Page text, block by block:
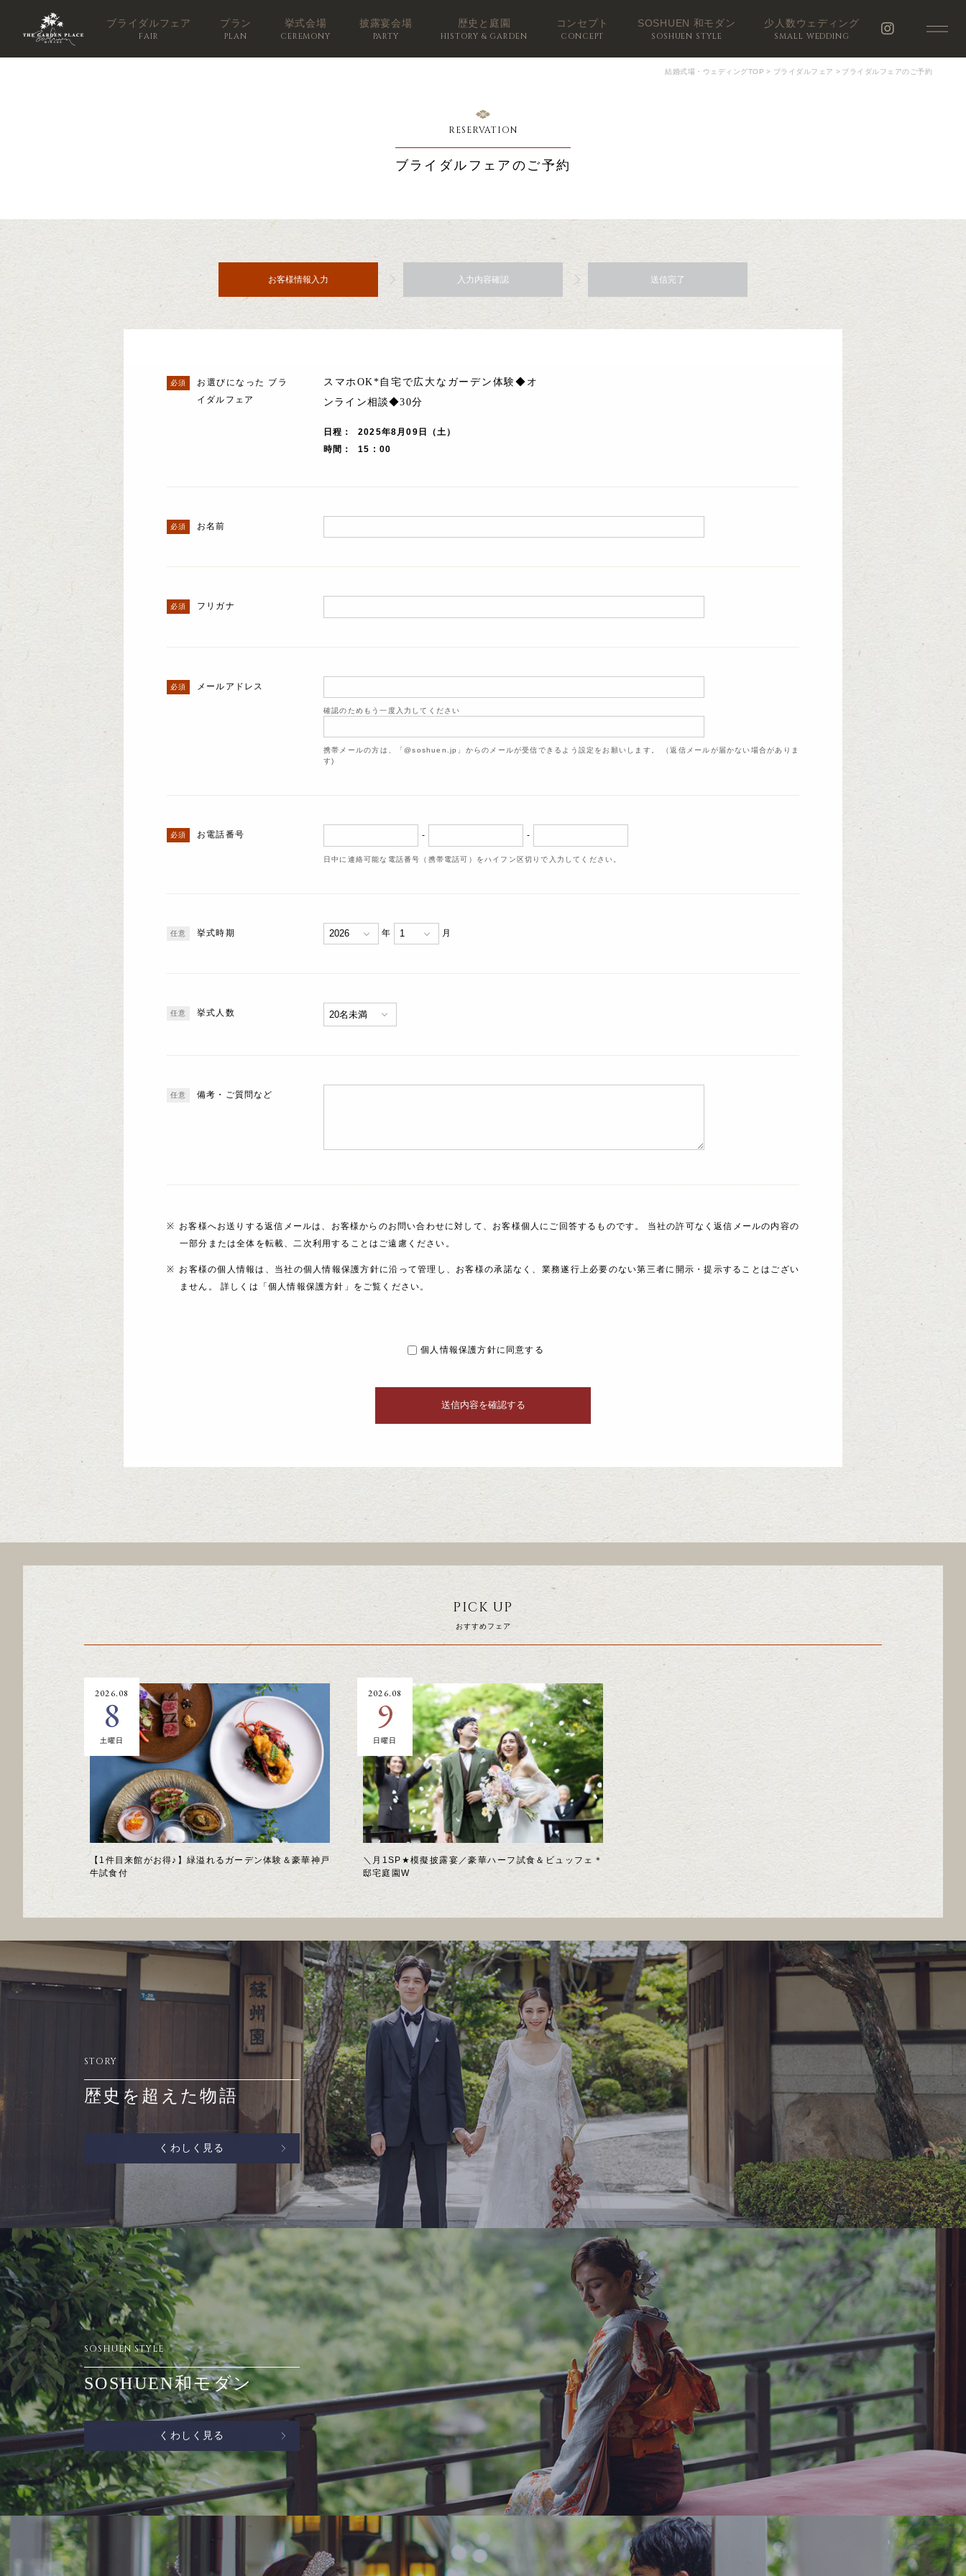
ブライダルフェア
FAIR
プラン
PLAN
挙式会場
CEREMONY
披露宴会場
PARTY
歴史と庭園
HISTORY & GARDEN
コンセプト
CONCEPT
SOSHUEN 和モダン
SOSHUEN STYLE
少人数ウェディング
SMALL WEDDING
結婚式場・ウェディングTOP > ブライダルフェア > ブライダルフェアのご予約
RESERVATION
ブライダルフェアのご予約
お客様情報入力 入力内容確認 送信完了
お選びになった ブラ
イダルフェア
スマホOK*自宅で広大なガーデン体験◆オ
ンライン相談◆30分
日程
2025年8月09日（土）
時間
15 : 00
お名前
フリガナ
メールアドレス
確認のためもう一度入力してください
携帯メールの方は、「@soshuen.jp」からのメールが受信できるよう設定をお願いします。 （返信メールが届かない場合がありま
す)
お電話番号 - -
日中に連絡可能な電話番号（携帯電話可）をハイフン区切りで入力してください。
挙式時期 年 月
挙式人数
備考・ご質問など
お客様へお送りする返信メールは、お客様からのお問い合わせに対して、お客様個人にご回答するものです。 当社の許可なく返信メールの内容の
一部分または全体を転載、二次利用することはご遠慮ください。
お客様の個人情報は、当社の個人情報保護方針に沿って管理し、お客様の承諾なく、業務遂行上必要のない第三者に開示・提示することはござい
ません。 詳しくは「個人情報保護方針」をご覧ください。
個人情報保護方針に同意する
PICK UP
おすすめフェア
【1件目来館がお得♪】緑溢れるガーデン体験＆豪華神戸
牛試食付
2026.08
8
土曜日
＼月1SP★模擬披露宴／豪華ハーフ試食＆ビュッフェ＊
邸宅庭園W
2026.08
9
日曜日
STORY
歴史を超えた物語
くわしく見る
SOSHUEN STYLE
SOSHUEN和モダン
くわしく見る